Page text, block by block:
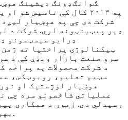
ډیر پیټینټونه لري. شرکت د
ډرایو سیسټمونو
ټیکنالوژۍ پراختیا ته
سرو صنعت بازار ونډې کې د
د شرکت محصولات په پراخه
سټیم تعلیم، روبوټکس،
هوښیار لوژستیک او
عملیاتي شاخصونو سره چې
رسیدلي دي. زموږ د همکارۍ
بهر کې ډیری صنعتونه پوښي.